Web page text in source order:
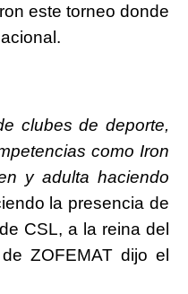
este torneo donde
clubes de deporte,
como Iron
y adulta haciendo
la presencia de
CSL, a la reina del
ZOFEMAT dijo el